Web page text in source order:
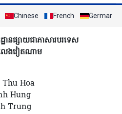
Chinese French German
ានផ្សាយជាភាសារបរទេស
េងវៀតណាម
Hoa
Hung
Trung